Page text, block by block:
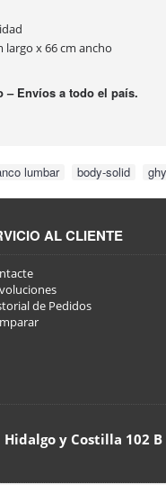
largo x 66 cm ancho
– Envíos a todo el país.
lumbar body-solid
AL CLIENTE
de Pedidos
y Costilla 102